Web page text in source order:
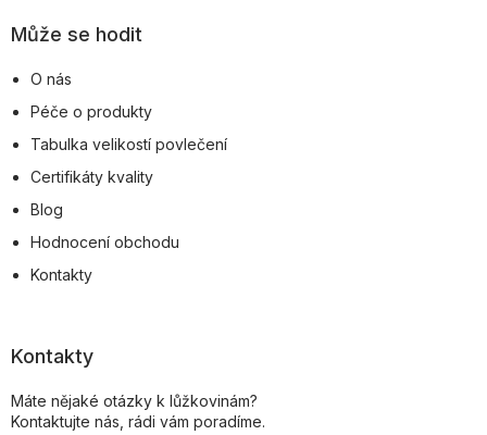
Může se hodit
O nás
Péče o produkty
Tabulka velikostí povlečení
Certifikáty kvality
Blog
Hodnocení obchodu
Kontakty
Kontakty
Máte nějaké otázky k lůžkovinám?
Kontaktujte nás, rádi vám poradíme.